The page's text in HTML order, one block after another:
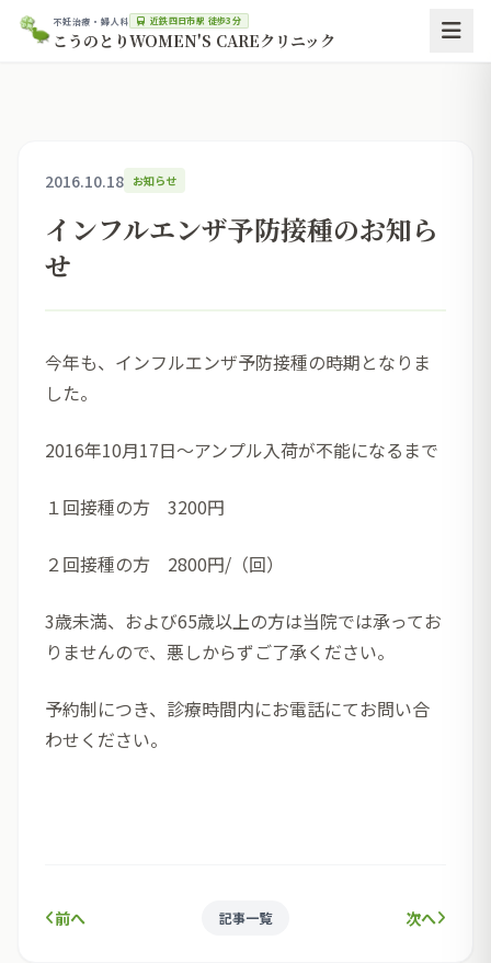
不妊治療・婦人科 近鉄四日市駅 徒歩3分
こうのとりWOMEN'S CAREクリニック
2016.10.18 お知らせ
インフルエンザ予防接種のお知ら
せ
今年も、インフルエンザ予防接種の時期となりま
した。
2016年10月17日～アンプル入荷が不能になるまで
１回接種の方 3200円
２回接種の方 2800円/（回）
3歳未満、および65歳以上の方は当院では承ってお
りませんので、悪しからずご了承ください。
予約制につき、診療時間内にお電話にてお問い合
わせください。
前へ 記事一覧 次へ